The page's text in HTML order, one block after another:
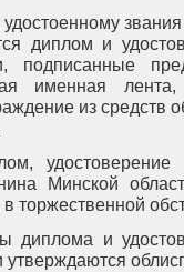
удостоенному
диплом и
подписанные
именная
из средств
удостоверение
Минской
в торжественной
диплома и
утверждаются